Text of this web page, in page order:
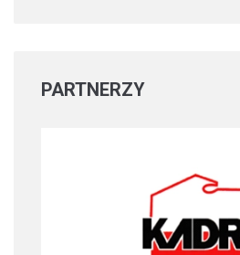
PARTNERZY